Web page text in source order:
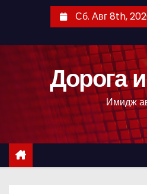
с
Сб. Авг 8th,
Дорога
Имидж